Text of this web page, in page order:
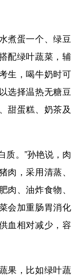
上市公司
湖南
重庆
西藏
蛋一个、绿豆
配绿叶蔬菜，辅
生，喝牛奶时可
选择温热无糖豆
甜蛋糕、奶茶及
。”孙艳说，肉
，采用清蒸、
、油炸食物、
会加重肠胃消化
血相对减少，容
果，比如绿叶蔬